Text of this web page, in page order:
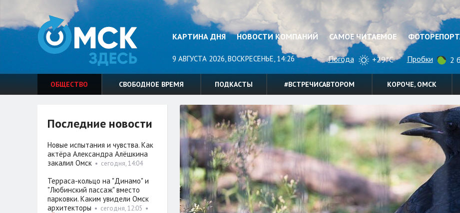
КАРТИНА ДНЯ НОВОСТИ КОМПАНИЙ САМОЕ ЧИТАЕМОЕ
9 АВГУСТА 2026, ВОСКРЕСЕНЬЕ, 14:26 Погода +29°C Пробки 2
ОБЩЕСТВО СВОБОДНОЕ ВРЕМЯ ПОДКАСТЫ #ВСТРЕЧИСАВТОРОМ КОРОЧЕ, ОМСК
Последние новости
Новые испытания и чувства. Как
актёра Александра Алёшкина
закалил Омск• сегодня, 14:04
Терраса-кольцо на "Динамо" и
"Любинский пассаж" вместо
парковки. Каким увидели Омск
архитекторы • сегодня, 12:05 •